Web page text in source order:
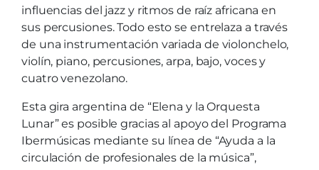
influencias del jazz y ritmos de raíz africana en
sus percusiones. Todo esto se entrelaza a través
de una instrumentación variada de violonchelo,
violín, piano, percusiones, arpa, bajo, voces y
cuatro venezolano.
Esta gira argentina de “Elena y la Orquesta
Lunar” es posible gracias al apoyo del Programa
Ibermúsicas mediante su línea de “Ayuda a la
circulación de profesionales de la música”,